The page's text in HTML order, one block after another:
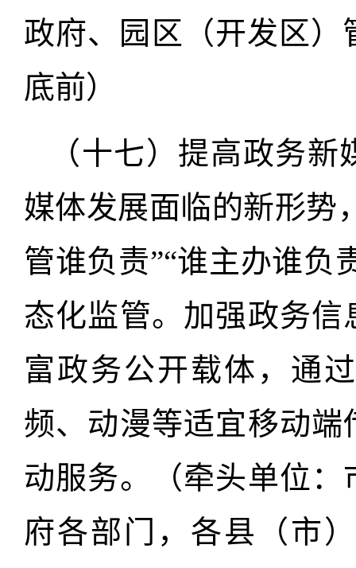
政府、园区（开发区）
底前）
（十七）提高政务
媒体发展面临的新形势
管谁负责”“谁主办谁负
态化监管。加强政务
富政务公开载体，通
频、动漫等适宜移动
动服务。（牵头单位
府各部门，各县（市